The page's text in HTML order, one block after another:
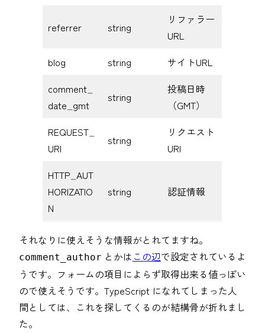
referrer string
リファラー
URL
blog
string
サイトURL
comment_
date_gmt
string
投稿日時
（GMT）
REQUEST_
URI
string
リクエスト
URI
HTTP_AUT
HORIZATIO
N
string 認証情報
それなりに使えそうな情報がとれてますね。
comment_author とかは この辺で設定されているよ
うです。フォームの項目によらず取得出来る値っぽい
ので使えそうです。TypeScript になれてしまった人
間としては、これを探してくるのが結構骨が折れまし
た。